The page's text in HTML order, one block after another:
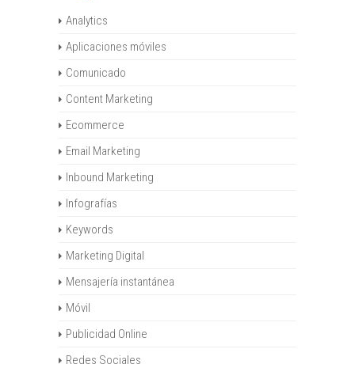
Analytics
Aplicaciones móviles
Comunicado
Content Marketing
Ecommerce
Email Marketing
Inbound Marketing
Infografías
Keywords
Marketing Digital
Mensajería instantánea
Móvil
Publicidad Online
Redes Sociales